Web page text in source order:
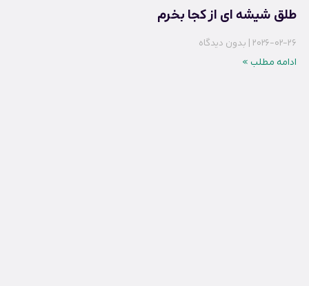
طلق شیشه ای از کجا بخرم
2026-02-26 بدون دیدگاه
ادامه مطلب »